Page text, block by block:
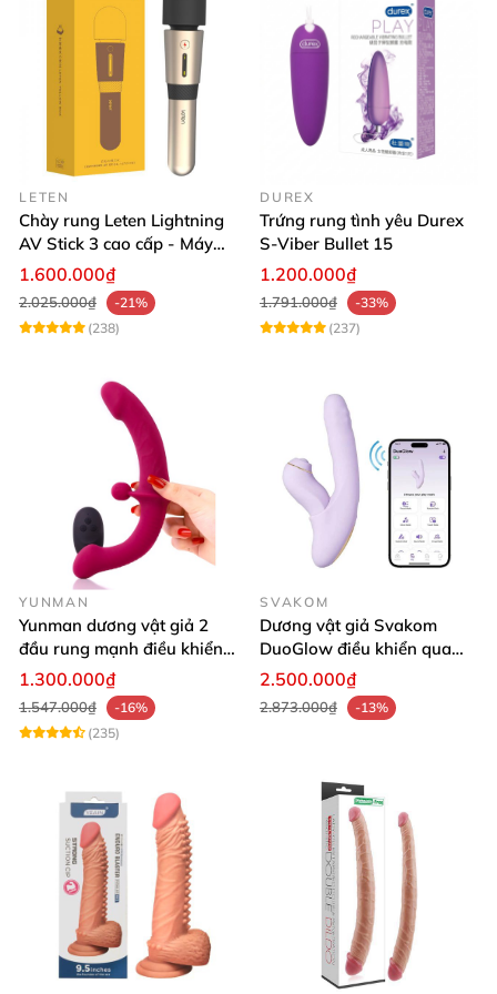
LETEN
Chày rung Leten Lightning
AV Stick 3 cao cấp - Máy
massage tốt nhất
1.600.000₫
2.025.000₫
-21%
(238)
DUREX
Trứng rung tình yêu Durex
S-Viber Bullet 15
1.200.000₫
1.791.000₫
-33%
(237)
YUNMAN
Yunman dương vật giả 2
đầu rung mạnh điều khiển
không dây Les
1.300.000₫
1.547.000₫
-16%
(235)
SVAKOM
Dương vật giả Svakom
DuoGlow điều khiển qua
app massage điểm G và âm
2.500.000₫
2.873.000₫ -13%